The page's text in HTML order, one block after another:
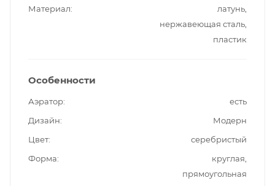
Материал
латунь,
нержавеющая сталь,
пластик
Особенности
Аэратор
есть
Дизайн
Модерн
Цвет
серебристый
Форма
круглая,
прямоугольная